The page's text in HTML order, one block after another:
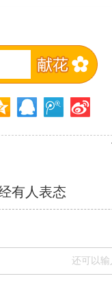
有人表态
还可以输